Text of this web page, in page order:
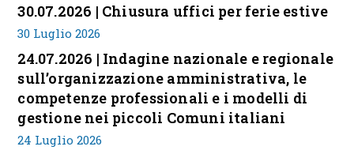
30.07.2026 | Chiusura uffici per ferie estive
30 Luglio 2026
24.07.2026 | Indagine nazionale e regionale
sull’organizzazione amministrativa, le
competenze professionali e i modelli di
gestione nei piccoli Comuni italiani
24 Luglio 2026